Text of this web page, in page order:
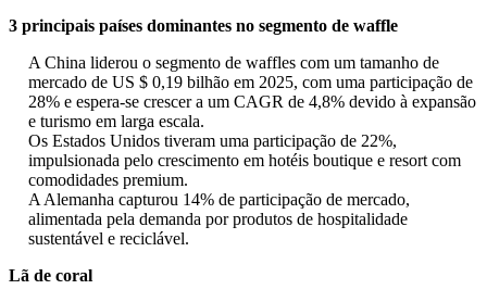
3 principais países dominantes no segmento de waffle
A China liderou o segmento de waffles com um tamanho de
mercado de US $ 0,19 bilhão em 2025, com uma participação de
28% e espera-se crescer a um CAGR de 4,8% devido à expansão
e turismo em larga escala.
Os Estados Unidos tiveram uma participação de 22%,
impulsionada pelo crescimento em hotéis boutique e resort com
comodidades premium.
A Alemanha capturou 14% de participação de mercado,
alimentada pela demanda por produtos de hospitalidade
sustentável e reciclável.
Lã de coral